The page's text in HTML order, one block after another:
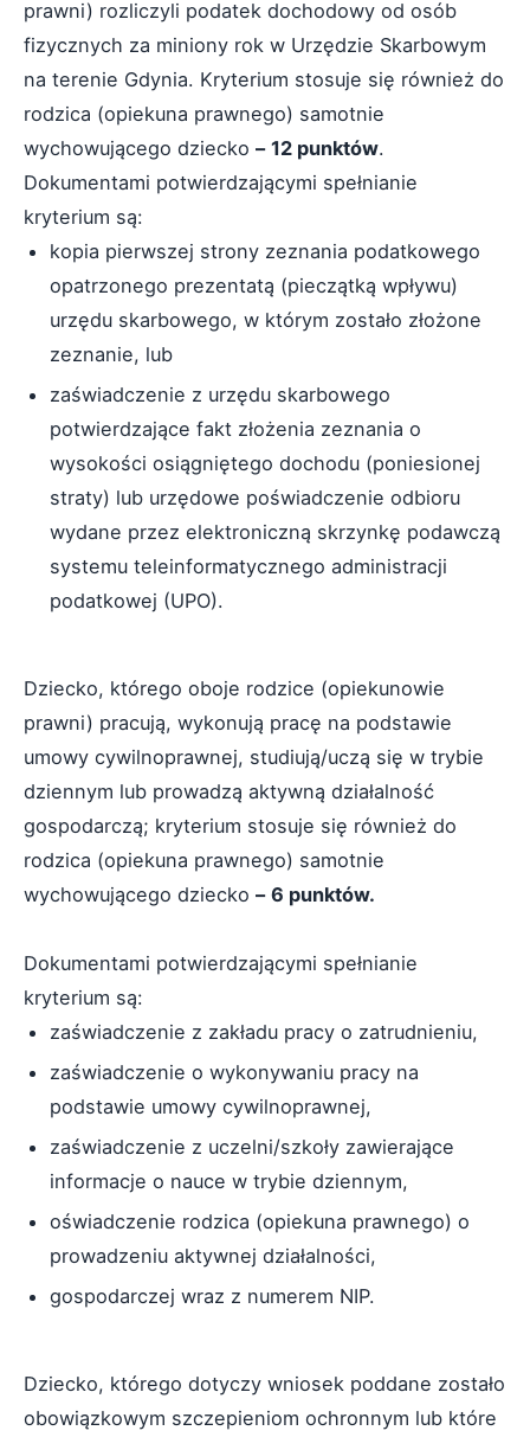
prawni) rozliczyli podatek dochodowy od osób
fizycznych za miniony rok w Urzędzie Skarbowym
na terenie Gdynia. Kryterium stosuje się również do
rodzica (opiekuna prawnego) samotnie
wychowującego dziecko – 12 punktów.
Dokumentami potwierdzającymi spełnianie
kryterium są:
kopia pierwszej strony zeznania podatkowego
opatrzonego prezentatą (pieczątką wpływu)
urzędu skarbowego, w którym zostało złożone
zeznanie, lub
zaświadczenie z urzędu skarbowego
potwierdzające fakt złożenia zeznania o
wysokości osiągniętego dochodu (poniesionej
straty) lub urzędowe poświadczenie odbioru
wydane przez elektroniczną skrzynkę podawczą
systemu teleinformatycznego administracji
podatkowej (UPO).
Dziecko, którego oboje rodzice (opiekunowie
prawni) pracują, wykonują pracę na podstawie
umowy cywilnoprawnej, studiują/uczą się w trybie
dziennym lub prowadzą aktywną działalność
gospodarczą; kryterium stosuje się również do
rodzica (opiekuna prawnego) samotnie
wychowującego dziecko – 6 punktów.
Dokumentami potwierdzającymi spełnianie
kryterium są:
zaświadczenie z zakładu pracy o zatrudnieniu,
zaświadczenie o wykonywaniu pracy na
podstawie umowy cywilnoprawnej,
zaświadczenie z uczelni/szkoły zawierające
informacje o nauce w trybie dziennym,
oświadczenie rodzica (opiekuna prawnego) o
prowadzeniu aktywnej działalności,
gospodarczej wraz z numerem NIP.
Dziecko, którego dotyczy wniosek poddane zostało
obowiązkowym szczepieniom ochronnym lub które